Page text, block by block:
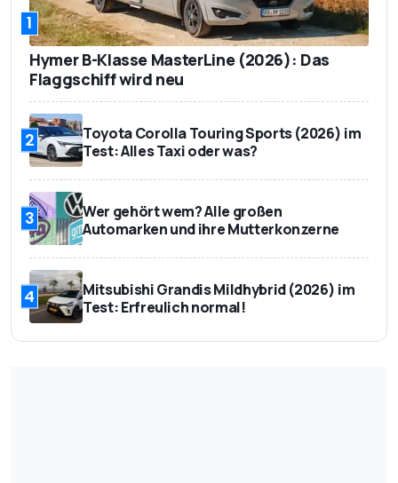
1
Hymer B-Klasse MasterLine (2026): Das
Flaggschiff wird neu
2
Toyota Corolla Touring Sports (2026) im
Test: Alles Taxi oder was?
3
Wer gehört wem? Alle großen
Automarken und ihre Mutterkonzerne
4
Mitsubishi Grandis Mildhybrid (2026) im
Test: Erfreulich normal!